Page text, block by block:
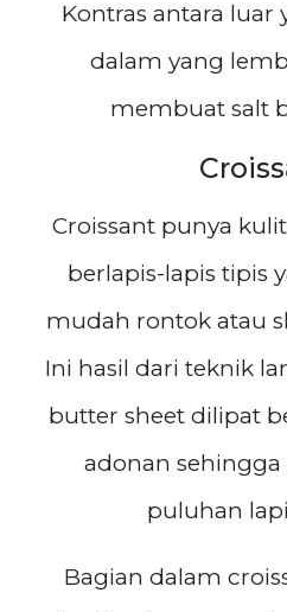
Kontras antara luar
dalam yang
membuat salt
Croissant punya
berlapis-lapis tipis
mudah rontok atau
Ini hasil dari teknik
butter sheet dilipat
adonan
puluhan
Bagian dalam